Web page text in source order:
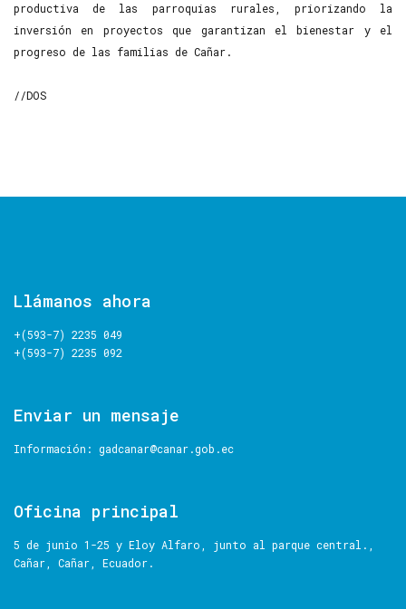
productiva de las parroquias rurales, priorizando la
inversión en proyectos que garantizan el bienestar y el
progreso de las familias de Cañar.
//DOS
Llámanos ahora
+(593-7) 2235 049
+(593-7) 2235 092
Enviar un mensaje
Información: gadcanar@canar.gob.ec
Oficina principal
5 de junio 1-25 y Eloy Alfaro, junto al parque central.,
Cañar, Cañar, Ecuador.